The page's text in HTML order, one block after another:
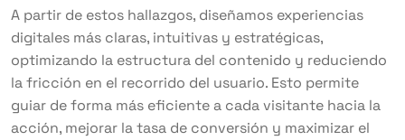
A partir de estos hallazgos, diseñamos experiencias
digitales más claras, intuitivas y estratégicas,
optimizando la estructura del contenido y reduciendo
la fricción en el recorrido del usuario. Esto permite
guiar de forma más eficiente a cada visitante hacia la
acción, mejorar la tasa de conversión y maximizar el